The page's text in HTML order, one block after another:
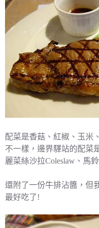
配菜是香菇、紅椒、玉米
不一樣，邊界驛站的配菜
麗菜絲沙拉Coleslaw、馬
還附了一份牛排沾醬，但
最好吃了!